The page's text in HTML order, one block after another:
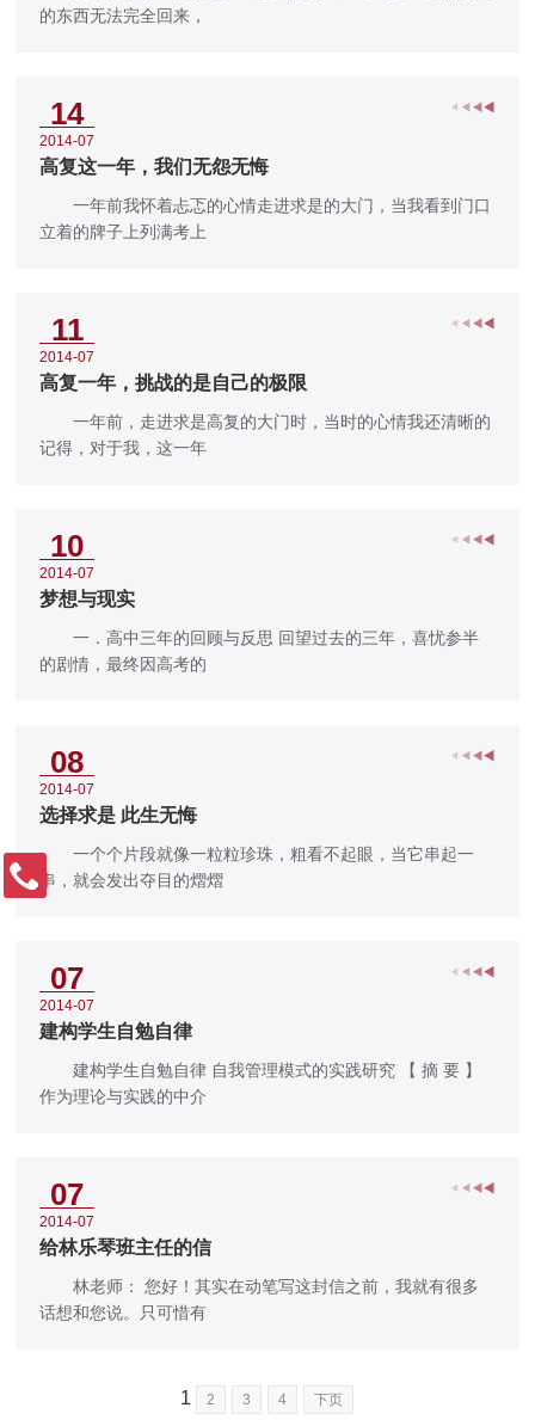
的东西无法完全回来，
14
2014-07
高复这一年，我们无怨无悔
一年前我怀着忐忑的心情走进求是的大门，当我看到门口
立着的牌子上列满考上
11
2014-07
高复一年，挑战的是自己的极限
一年前，走进求是高复的大门时，当时的心情我还清晰的
记得，对于我，这一年
10
2014-07
梦想与现实
一．高中三年的回顾与反思 回望过去的三年，喜忧参半
的剧情，最终因高考的
08
2014-07
选择求是 此生无悔
一个个片段就像一粒粒珍珠，粗看不起眼，当它串起一
串，就会发出夺目的熠熠
07
2014-07
建构学生自勉自律
建构学生自勉自律 自我管理模式的实践研究 【 摘 要 】
作为理论与实践的中介
07
2014-07
给林乐琴班主任的信
林老师： 您好！其实在动笔写这封信之前，我就有很多
话想和您说。只可惜有
1 2 3 4 下页